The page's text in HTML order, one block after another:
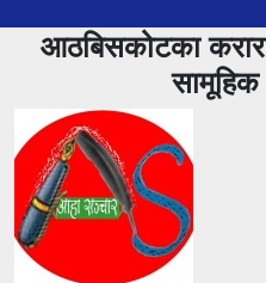
आठबिसकोटका करार
सामूहिक